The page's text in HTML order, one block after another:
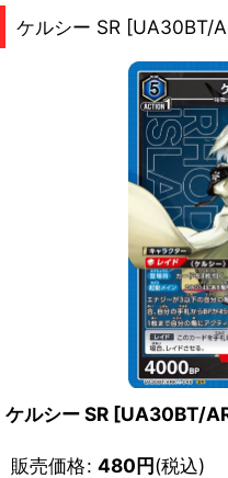
ケルシー SR [UA30BT/
ケルシー SR [UA30BT/
販売価格: 480円(税込)